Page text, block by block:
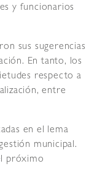
y funcionarios
sus sugerencias
En tanto, los
respecto a
entre
en el lema
municipal.
próximo